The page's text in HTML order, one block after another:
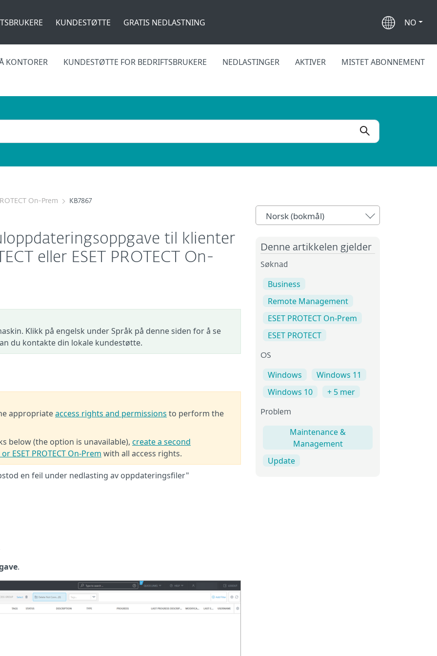
KUNDESTØTTE GRATIS NEDLASTNING NO
KONTORER KUNDESTØTTE FOR BEDRIFTSBRUKERE NEDLASTINGER AKTIVER MISTET ABONNEMENT
On-Prem KB7867
til klienter
eller ESET PROTECT On-
Klikk på engelsk under Språk på denne siden for å se
du kontakte din lokale kundestøtte.
appropriateaccess rights and permissions to perform the
below (the option is unavailable), create a second
ESET PROTECT On-Prem with all access rights.
en feil under nedlasting av oppdateringsfiler"
.
Norsk (bokmål)
Denne artikkelen gjelder
Søknad
Business
Remote Management
ESET PROTECT On-Prem
ESET PROTECT
OS
Windows
Windows 11
Windows 10
+ 5 mer
Problem
Maintenance &
Management
Update